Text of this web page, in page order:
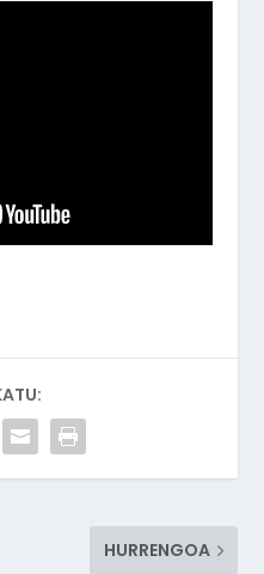
HURRENGOA